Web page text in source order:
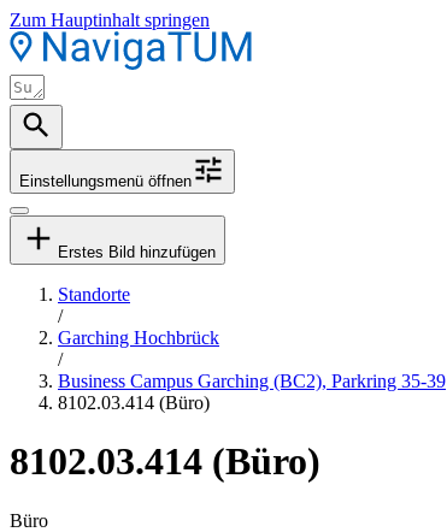
Zum Hauptinhalt springen
Einstellungsmenü öffnen
Erstes Bild hinzufügen
Standorte
/
Garching Hochbrück
/
Business Campus Garching (BC2), Parkring 35-39
8102.03.414 (Büro)
8102.03.414 (Büro)
Büro